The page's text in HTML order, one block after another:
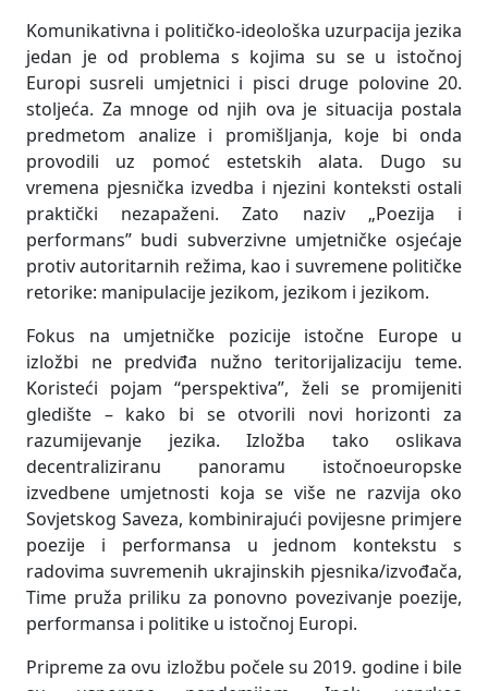
Komunikativna i političko-ideološka uzurpacija jezika
jedan je od problema s kojima su se u istočnoj
Europi susreli umjetnici i pisci druge polovine 20.
stoljeća. Za mnoge od njih ova je situacija postala
predmetom analize i promišljanja, koje bi onda
provodili uz pomoć estetskih alata. Dugo su
vremena pjesnička izvedba i njezini konteksti ostali
praktički nezapaženi. Zato naziv „Poezija i
performans” budi subverzivne umjetničke osjećaje
protiv autoritarnih režima, kao i suvremene političke
retorike: manipulacije jezikom, jezikom i jezikom.
Fokus na umjetničke pozicije istočne Europe u
izložbi ne predviđa nužno teritorijalizaciju teme.
Koristeći pojam “perspektiva”, želi se promijeniti
gledište – kako bi se otvorili novi horizonti za
razumijevanje jezika. Izložba tako oslikava
decentraliziranu panoramu istočnoeuropske
izvedbene umjetnosti koja se više ne razvija oko
Sovjetskog Saveza, kombinirajući povijesne primjere
poezije i performansa u jednom kontekstu s
radovima suvremenih ukrajinskih pjesnika/izvođača,
Time pruža priliku za ponovno povezivanje poezije,
performansa i politike u istočnoj Europi.
Pripreme za ovu izložbu počele su 2019. godine i bile